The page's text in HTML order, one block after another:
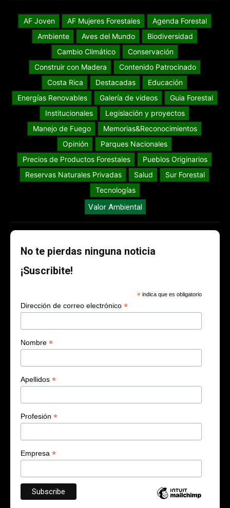
AF Joven AF Mujeres Forestales
Agenda Forestal
Ambiente
Aves del Mundo
Biodiversidad
Cambio Climático
Conservación
Construir con Madera
Contenido Patrocinado
Costa Rica
Destacadas
Educación
Energías Renovables
Galería de videos
Guia Forestal
Institucionales
Legislación y proyectos
Manejo de Fuego
Memorias&Reconocimientos
Opinión
Parques Nacionales
Precios de Productos Forestales
Pueblos Originarios
Reservas Naturales Privadas
Salud
Sur Forestal
Tecnologías
Valor Ambiental
No te pierdas ninguna noticia
¡Suscribite!
* indica que es obligatorio
Dirección de correo electrónico *
Nombre *
Apellidos *
Profesión *
Empresa *